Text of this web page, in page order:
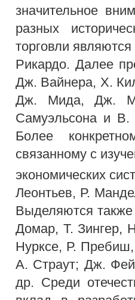
значительное
разных
торговли
Рикардо. Далее
Дж. Вайнера, X.
Дж. Мида, Дж.
Самуэльсона и
Более
связанному с
экономических
Леонтьев, Р.
Выделяются
Домар, Т. Зингер,
Нурксе, Р.
А. Страут; Дж.
др. Среди